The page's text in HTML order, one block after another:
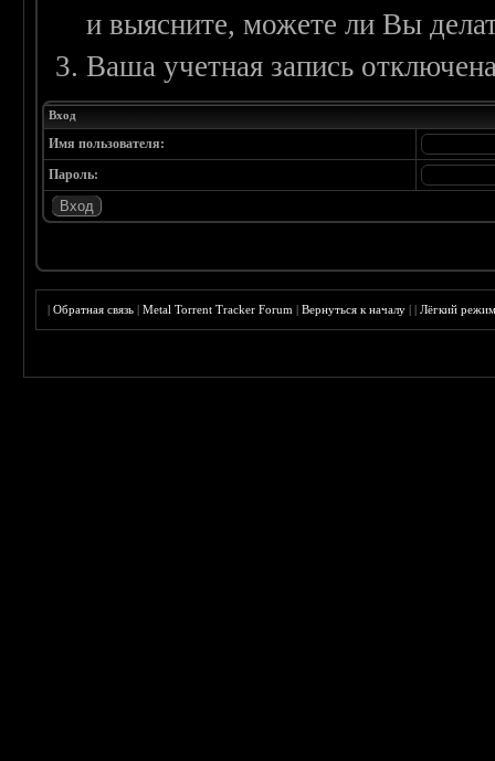
и выясните, можете ли Вы
Ваша учетная запись
Вход
Имя пользователя:
Пароль:
|Обратная связь |Metal Torrent Tracker Forum |Вернуться к началу ||Лёгкий